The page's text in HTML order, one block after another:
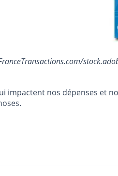
nos dépenses et